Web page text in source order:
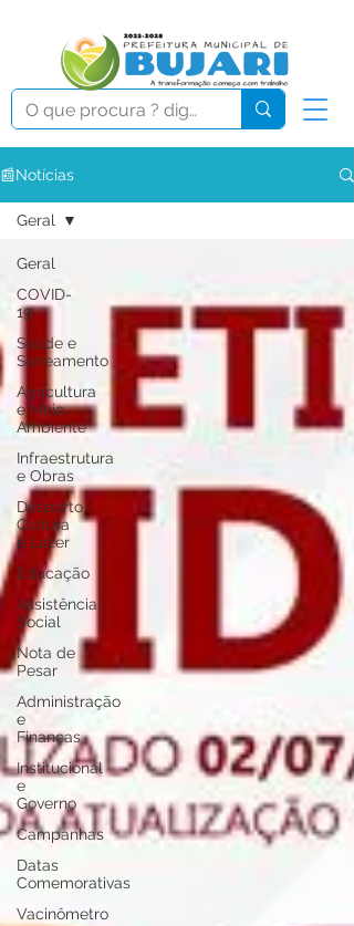
📰Notícias
Geral
COVID-
19
Saúde e
Saneamento
Agricultura
e Meio
Ambiente
Infraestrutura
e Obras
Desporto
Cultura
e Lazer
Educação
Assistência
Social
Nota de
Pesar
Administração
e
Finanças
Institucional
e
Governo
Campanhas
Datas
Comemorativas
Vacinômetro
Geral